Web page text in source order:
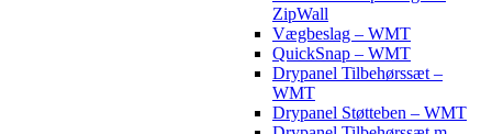
ZipWall
Vægbeslag – WMT
QuickSnap – WMT
Drypanel Tilbehørssæt –
WMT
Drypanel Støtteben – WMT